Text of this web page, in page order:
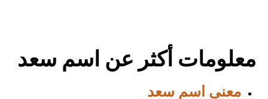
معلومات أكثر عن اسم سعد
معنى اسم سعد